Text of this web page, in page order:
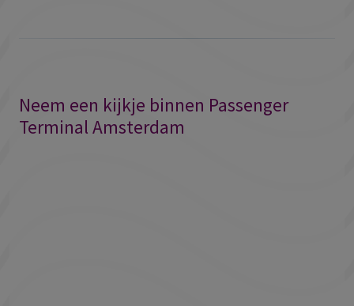
Neem een kijkje binnen Passenger
Terminal Amsterdam